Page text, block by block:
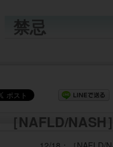
禁忌
［NAFLD/